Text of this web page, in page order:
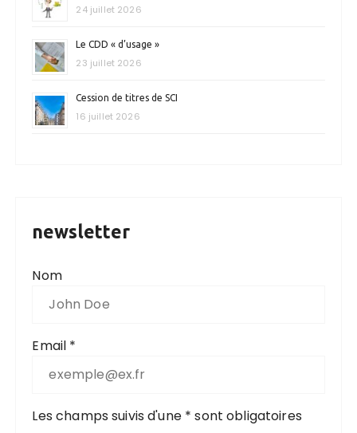
24 juillet 2026
Le CDD « d’usage »
23 juillet 2026
Cession de titres de SCI
16 juillet 2026
newsletter
Nom
Email *
Les champs suivis d'une * sont obligatoires